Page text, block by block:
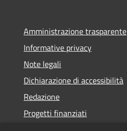
Amministrazione trasparente
Informative privacy
Note legali
Dichiarazione di accessibilità
Redazione
Progetti finanziati